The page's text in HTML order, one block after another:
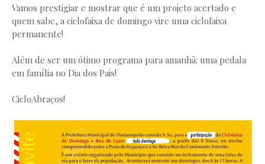
Vamos prestigiar e mostrar que é um projeto acertado e
quem sabe, a ciclofaixa de domingo vire uma ciclofaixa
permanente!
Além de ser um ótimo programa para amanhã: uma pedala
em família no Dia dos Pais!
CicloAbraços!